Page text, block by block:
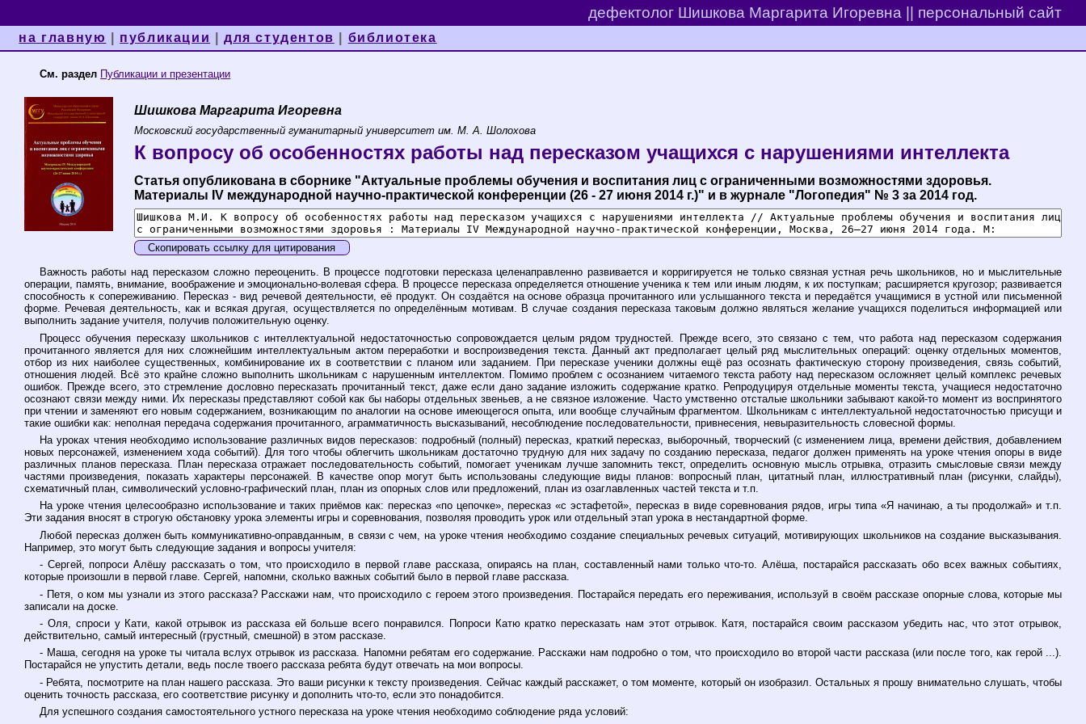
дефектолог Шишкова Маргарита Игоревна || персональный сайт
на главную публикации |для студентов библиотека
См. раздел Публикации и презентации
Шишкова Маргарита Игоревна
Московский государственный гуманитарный университет им. М. А. Шолохова
К вопросу об особенностях работы над пересказом учащихся с нарушениями интеллекта
Статья опубликована в сборнике "Актуальные проблемы обучения и воспитания лиц с ограниченными возможностями здоровья.
Материалы IV международной научно-практической конференции (26 - 27 июня 2014 г.)" и в журнале "Логопедия" № 3 за 2014 год.
Скопировать ссылку для цитирования
Важность работы над пересказом сложно переоценить. В процессе подготовки пересказа целенаправленно развивается и корригируется не только связная устная речь школьников, но и мыслительные
операции, память, внимание, воображение и эмоционально-волевая сфера. В процессе пересказа определяется отношение ученика к тем или иным людям, к их поступкам; расширяется кругозор; развивается
способность к сопереживанию. Пересказ - вид речевой деятельности, её продукт. Он создаётся на основе образца прочитанного или услышанного текста и передаётся учащимися в устной или письменной
форме. Речевая деятельность, как и всякая другая, осуществляется по определённым мотивам. В случае создания пересказа таковым должно являться желание учащихся поделиться информацией или
выполнить задание учителя, получив положительную оценку.
Процесс обучения пересказу школьников с интеллектуальной недостаточностью сопровождается целым рядом трудностей. Прежде всего, это связано с тем, что работа над пересказом содержания
прочитанного является для них сложнейшим интеллектуальным актом переработки и воспроизведения текста. Данный акт предполагает целый ряд мыслительных операций: оценку отдельных моментов,
отбор из них наиболее существенных, комбинирование их в соответствии с планом или заданием. При пересказе ученики должны ещё раз осознать фактическую сторону произведения, связь событий,
отношения людей. Всё это крайне сложно выполнить школьникам с нарушенным интеллектом. Помимо проблем с осознанием читаемого текста работу над пересказом осложняет целый комплекс речевых
ошибок. Прежде всего, это стремление дословно пересказать прочитанный текст, даже если дано задание изложить содержание кратко. Репродуцируя отдельные моменты текста, учащиеся недостаточно
осознают связи между ними. Их пересказы представляют собой как бы наборы отдельных звеньев, а не связное изложение. Часто умственно отсталые школьники забывают какой-то момент из воспринятого
при чтении и заменяют его новым содержанием, возникающим по аналогии на основе имеющегося опыта, или вообще случайным фрагментом. Школьникам с интеллектуальной недостаточностью присущи и
такие ошибки как: неполная передача содержания прочитанного, аграмматичность высказываний, несоблюдение последовательности, привнесения, невыразительность словесной формы.
На уроках чтения необходимо использование различных видов пересказов: подробный (полный) пересказ, краткий пересказ, выборочный, творческий (с изменением лица, времени действия, добавлением
новых персонажей, изменением хода событий). Для того чтобы облегчить школьникам достаточно трудную для них задачу по созданию пересказа, педагог должен применять на уроке чтения опоры в виде
различных планов пересказа. План пересказа отражает последовательность событий, помогает ученикам лучше запомнить текст, определить основную мысль отрывка, отразить смысловые связи между
частями произведения, показать характеры персонажей. В качестве опор могут быть использованы следующие виды планов: вопросный план, цитатный план, иллюстративный план (рисунки, слайды),
схематичный план, символический условно-графический план, план из опорных слов или предложений, план из озаглавленных частей текста и т.п.
На уроке чтения целесообразно использование и таких приёмов как: пересказ «по цепочке», пересказ «с эстафетой», пересказ в виде соревнования рядов, игры типа «Я начинаю, а ты продолжай» и т.п.
Эти задания вносят в строгую обстановку урока элементы игры и соревнования, позволяя проводить урок или отдельный этап урока в нестандартной форме.
Любой пересказ должен быть коммуникативно-оправданным, в связи с чем, на уроке чтения необходимо создание специальных речевых ситуаций, мотивирующих школьников на создание высказывания.
Например, это могут быть следующие задания и вопросы учителя:
- Сергей, попроси Алёшу рассказать о том, что происходило в первой главе рассказа, опираясь на план, составленный нами только что-то. Алёша, постарайся рассказать обо всех важных событиях,
которые произошли в первой главе. Сергей, напомни, сколько важных событий было в первой главе рассказа.
- Петя, о ком мы узнали из этого рассказа? Расскажи нам, что происходило с героем этого произведения. Постарайся передать его переживания, используй в своём рассказе опорные слова, которые мы
записали на доске.
- Оля, спроси у Кати, какой отрывок из рассказа ей больше всего понравился. Попроси Катю кратко пересказать нам этот отрывок. Катя, постарайся своим рассказом убедить нас, что этот отрывок,
действительно, самый интересный (грустный, смешной) в этом рассказе.
- Маша, сегодня на уроке ты читала вслух отрывок из рассказа. Напомни ребятам его содержание. Расскажи нам подробно о том, что происходило во второй части рассказа (или после того, как герой ...).
Постарайся не упустить детали, ведь после твоего рассказа ребята будут отвечать на мои вопросы.
- Ребята, посмотрите на план нашего рассказа. Это ваши рисунки к тексту произведения. Сейчас каждый расскажет, о том моменте, который он изобразил. Остальных я прошу внимательно слушать, чтобы
оценить точность рассказа, его соответствие рисунку и дополнить что-то, если это понадобится.
Для успешного создания самостоятельного устного пересказа на уроке чтения необходимо соблюдение ряда условий: